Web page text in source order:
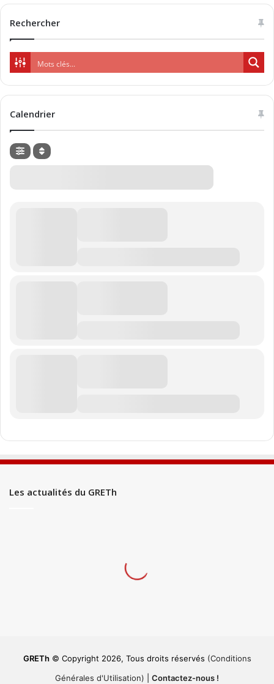
Rechercher
Calendrier
Les actualités du GRETh
GRETh© Copyright 2026, Tous droits réservés (Conditions
Générales d'Utilisation)
Contactez-nous !